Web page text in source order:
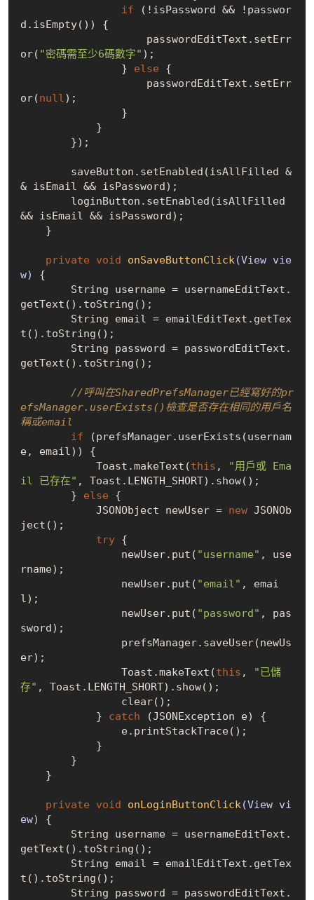
if (!isPassword && !passwor
d.isEmpty()) {
or( "密碼需至少6碼數字" );
                }
else {
or(null);
& isEmail && isPassword);
&& isEmail && isPassword);
private void onSaveButtonClick(View vie
w)
{
getText().toString();
t().toString();
getText().toString();
//呼叫在SharedPrefsManager已經寫好的pr
efsManager.userExists()檢查是否存在相同的用戶名
稱或email
if (prefsManager.userExists(usernam
e, email)) {
            Toast.makeText(
this ,
"用戶或 Ema
il 已存在" , Toast.LENGTH_SHORT).show();
        }
else {
            JSONObject newUser =
new JSONOb
ject();
try {
                newUser.put(
"username" , use
rname);
                newUser.put(
"email" , emai
l);
                newUser.put(
"password" , pas
sword);
er);
                Toast.makeText(
this ,
"已儲
存" , Toast.LENGTH_SHORT).show();
            }
catch (JSONException e) {
private void onLoginButtonClick(View vi
ew)
{
getText().toString();
t().toString();